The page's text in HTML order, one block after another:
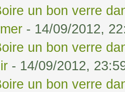
un bon verre
- 14/09/2012,
un bon verre
- 14/09/2012,
un bon verre